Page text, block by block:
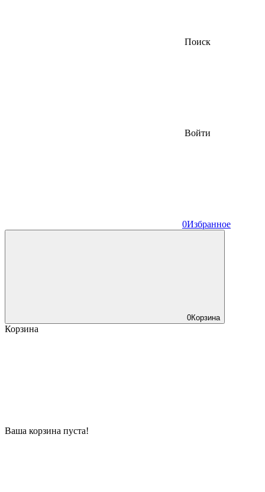
Поиск
Войти
0Избранное
0Корзина
Корзина
Ваша корзина пуста!